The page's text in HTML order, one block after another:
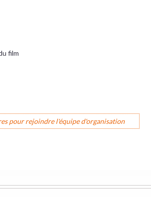
film
pour rejoindre l'équipe d'organisation